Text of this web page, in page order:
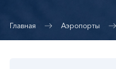
Главная Аэропорты